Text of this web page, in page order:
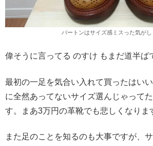
バートンはサイズ感ミスった気がし
偉そうに言ってる のすけ もまだ道半ば
最初の一足を気合い入れて買ったはい
に全然あってないサイズ選んじゃって
す。まあ3万円の革靴でも悲しくなりま
また足のことを知るのも大事ですが、